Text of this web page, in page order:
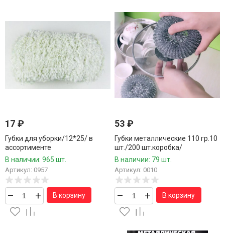
17 ₽
Губки для уборки/12*25/ в
ассортименте
В наличии: 965 шт.
Артикул: 0957
– + В корзину
53₽
Губки металлические 110 гр.10
шт./200 шт.коробка/
В наличии: 79 шт.
Артикул: 0010
– + В корзину